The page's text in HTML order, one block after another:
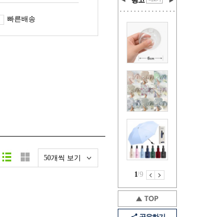
1/9
빠른배송
50개씩 보기